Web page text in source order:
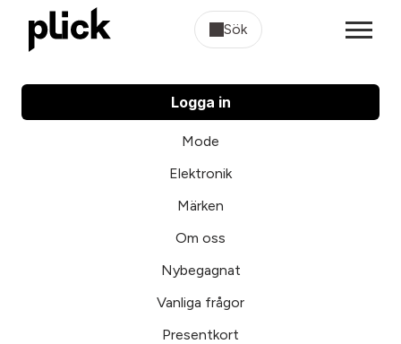
Sök
Logga in
Mode
Elektronik
Märken
Om oss
Nybegagnat
Vanliga frågor
Presentkort